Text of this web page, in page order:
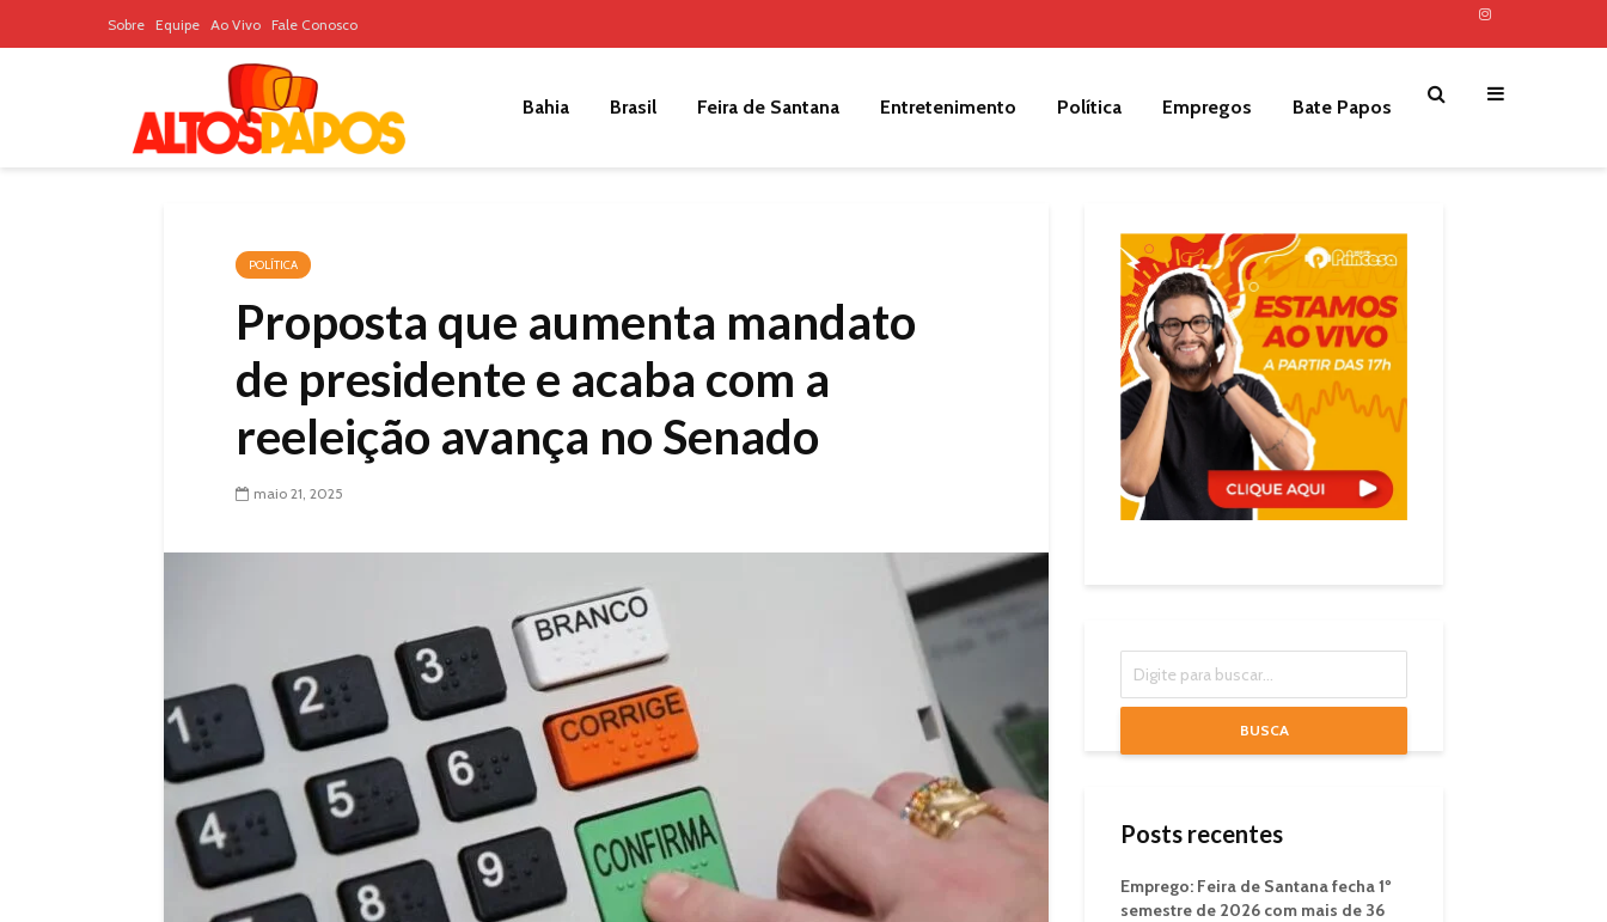
Sobre Equipe Ao Vivo Fale Conosco
Bahia Brasil Feira de Santana Entretenimento Política Empregos Bate Papos
POLÍTICA
Proposta que aumenta mandato
de presidente e acaba com a
reeleição avança no Senado
maio 21, 2025
BUSCA
Posts recentes
Emprego: Feira de Santana fecha 1º
semestre de 2026 com mais de 36